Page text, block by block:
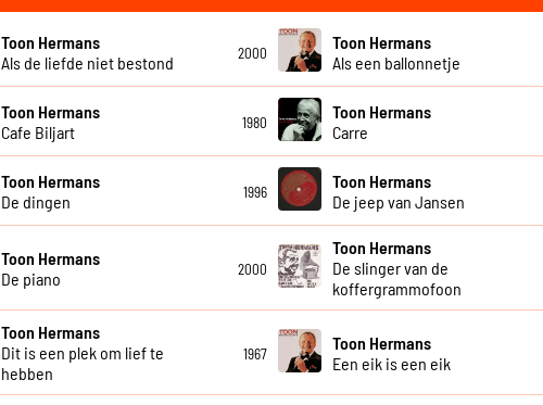
Toon Hermans
Als de liefde niet bestond
2000
Toon Hermans
Als een ballonnetje
Toon Hermans
Cafe Biljart
1980
Toon Hermans
Carre
Toon Hermans
De dingen
1996
Toon Hermans
De jeep van Jansen
Toon Hermans
De piano
2000
Toon Hermans
De slinger van de
koffergrammofoon
Toon Hermans
Dit is een plek om lief te
hebben
1967
Toon Hermans
Een eik is een eik